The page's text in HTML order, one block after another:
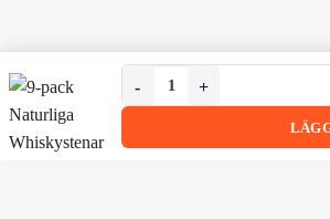
9-pack Naturliga Whiskystenar
9-pack Naturliga